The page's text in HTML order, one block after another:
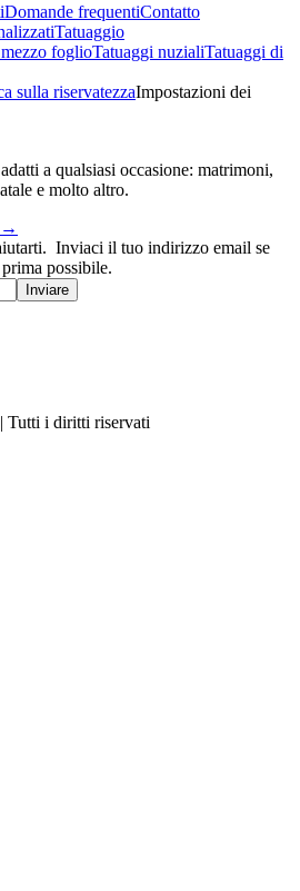
Domande frequentiContatto
Tatuaggio
foglioTatuaggi nuzialiTatuaggi di
sulla riservatezzaImpostazioni dei
a qualsiasi occasione: matrimoni,
e molto altro.
→
Inviaci il tuo indirizzo email se
possibile.
Inviare
Tutti i diritti riservati